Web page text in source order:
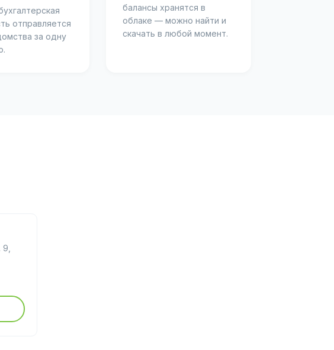
отправляется
за одну
балансы хранятся в
облаке — можно найти и
скачать в любой момент.